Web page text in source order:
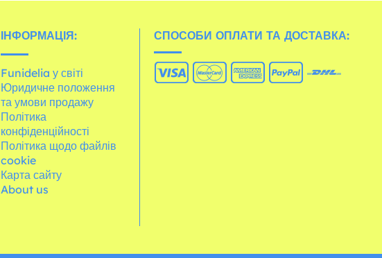
ІНФОРМАЦІЯ:
Funidelia у світі
Юридичне положення
та умови продажу
Політика
конфіденційності
Політика щодо файлів
cookie
Карта сайту
About us
СПОСОБИ ОПЛАТИ ТА ДОСТАВКА: